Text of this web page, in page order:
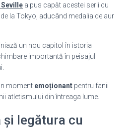
a pus capăt acestei serii cu
la Tokyo, aducând medalia de aur
un nou capitol în istoria
importantă în peisajul
moment emoționant pentru fanii
atletismului din întreaga lume.
legătura cu